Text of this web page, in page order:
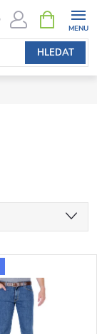
HLEDAT
NÁKUPNÍ
KOŠÍK